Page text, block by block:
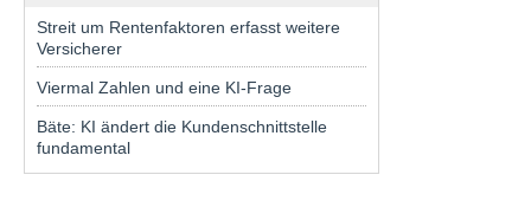
Streit um Rentenfaktoren erfasst weitere
Versicherer
Viermal Zahlen und eine KI-Frage
Bäte: KI ändert die Kundenschnittstelle
fundamental